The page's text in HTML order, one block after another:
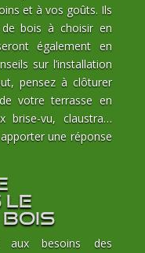
et à vos goûts. Ils
de bois à choisir en
également en
sur l’installation
pensez à clôturer
votre terrasse en
brise-vu, claustra…
une réponse
le
aux besoins des